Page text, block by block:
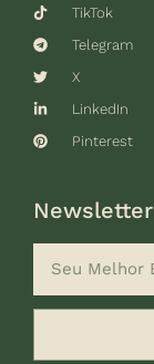
TikTok
Telegram
X
LinkedIn
Pinterest
Newsletter